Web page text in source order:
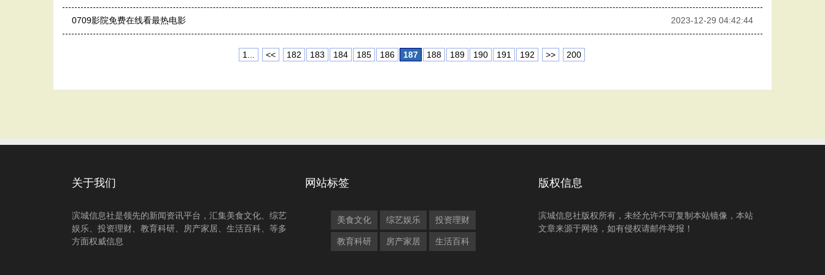
0709影院免费在线看最热电影 2023-12-29 04:42:44
1... << 182 183 184 185 186 187 188 189 190 191 192 >> 200
关于我们
滨城信息社是领先的新闻资讯平台，汇集美食文化、综艺
娱乐、投资理财、教育科研、房产家居、生活百科、等多
方面权威信息
网站标签
美食文化 综艺娱乐 投资理财
教育科研 房产家居 生活百科
版权信息
滨城信息社版权所有，未经允许不可复制本站镜像，本站
文章来源于网络，如有侵权请邮件举报！